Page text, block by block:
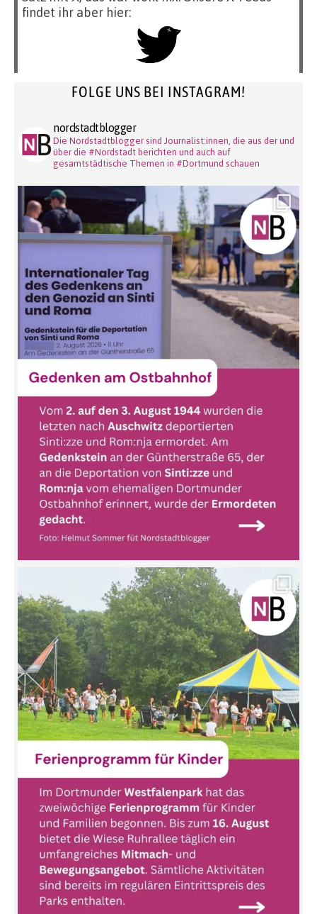
findet ihr aber hier:
FOLGE UNS BEI INSTAGRAM!
nordstadtblogger
Die Nordstadtblogger sind Journalist:innen, die aus der und
über die #Nordstadt berichten und auch auf
gesamtstädtische Themen in #Dortmund schauen